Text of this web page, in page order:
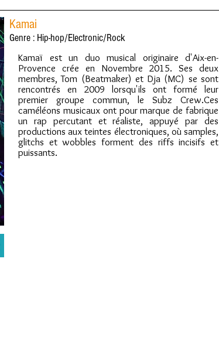
Kamai
Genre : Hip-hop/Electronic/Rock
Kamaï est un duo musical originaire d'Aix-en-
Provence crée en Novembre 2015. Ses deux
membres, Tom (Beatmaker) et Dja (MC) se sont
rencontrés en 2009 lorsqu'ils ont formé leur
premier groupe commun, le Subz Crew.Ces
caméléons musicaux ont pour marque de fabrique
un rap percutant et réaliste, appuyé par des
productions aux teintes électroniques, où samples,
glitchs et wobbles forment des riffs incisifs et
puissants.